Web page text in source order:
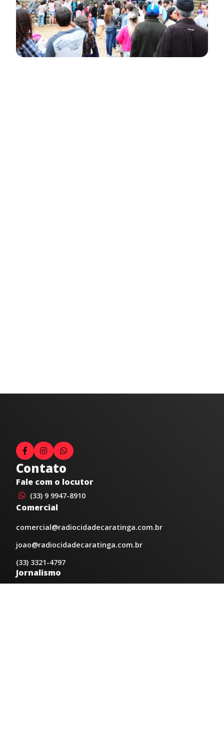
Contato
Fale com o locutor
(33) 9 9947-8910
Comercial
comercial@radiocidadecaratinga.com.br
joao@radiocidadecaratinga.com.br
(33) 3321-4797
Jornalismo
jornalismo@radiocidadecaratinga.com.br